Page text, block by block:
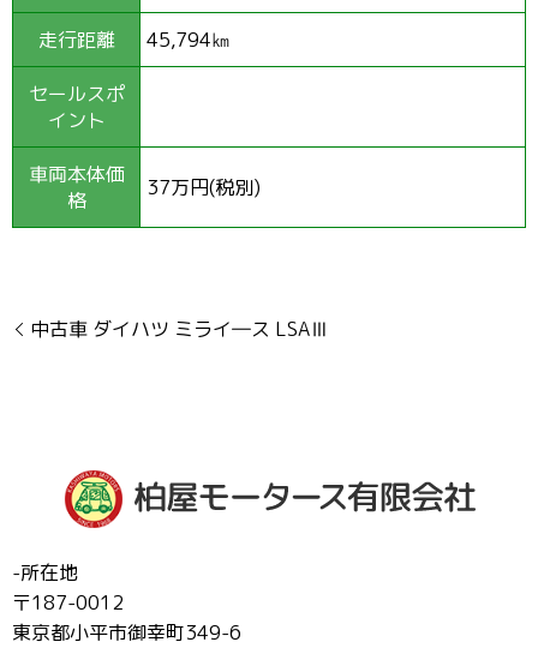
走行距離 45,794㎞
セールスポ
イント
車両本体価
格
37万円(税別)
中古車 ダイハツ ミライ―ス LSAⅢ
-所在地
〒187-0012
東京都小平市御幸町349-6